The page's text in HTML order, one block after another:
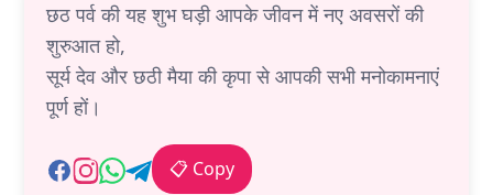
छठ पर्व की यह शुभ घड़ी आपके जीवन में नए अवसरों की
शुरुआत हो,
सूर्य देव और छठी मैया की कृपा से आपकी सभी मनोकामनाएं
पूर्ण हों।
📋 Copy